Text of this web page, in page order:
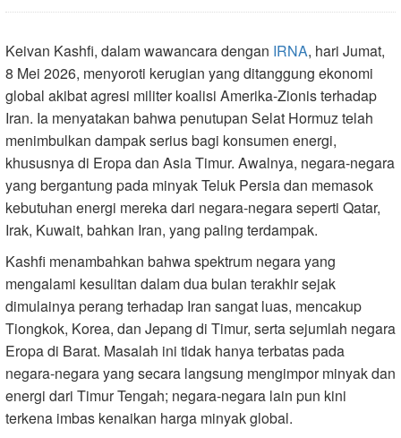
Keivan Kashfi, dalam wawancara dengan IRNA, hari Jumat,
8 Mei 2026, menyoroti kerugian yang ditanggung ekonomi
global akibat agresi militer koalisi Amerika-Zionis terhadap
Iran. Ia menyatakan bahwa penutupan Selat Hormuz telah
menimbulkan dampak serius bagi konsumen energi,
khususnya di Eropa dan Asia Timur. Awalnya, negara-negara
yang bergantung pada minyak Teluk Persia dan memasok
kebutuhan energi mereka dari negara-negara seperti Qatar,
Irak, Kuwait, bahkan Iran, yang paling terdampak.
Kashfi menambahkan bahwa spektrum negara yang
mengalami kesulitan dalam dua bulan terakhir sejak
dimulainya perang terhadap Iran sangat luas, mencakup
Tiongkok, Korea, dan Jepang di Timur, serta sejumlah negara
Eropa di Barat. Masalah ini tidak hanya terbatas pada
negara-negara yang secara langsung mengimpor minyak dan
energi dari Timur Tengah; negara-negara lain pun kini
terkena imbas kenaikan harga minyak global.